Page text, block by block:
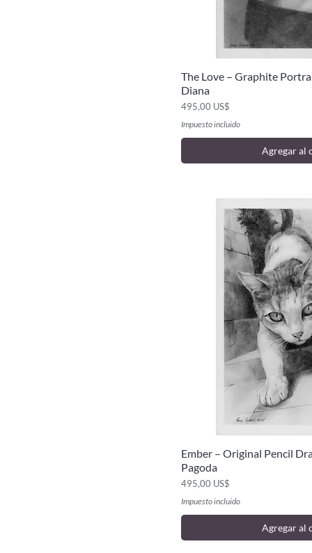
Vista
The Love – Graphite
Diana
Precio
495,00 US$
Impuesto incluido
Agregar al
Vista
Ember – Original Pencil
Pagoda
Precio
495,00 US$
Impuesto incluido
Agregar al